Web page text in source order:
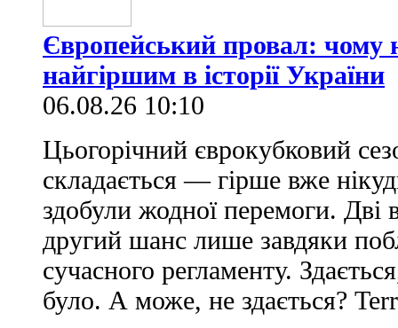
Європейський провал: чому
найгіршим в історії України
06.08.26 10:10
Цьогорічний єврокубковий
складається — гірше вже
здобули жодної перемоги.
другий шанс лише завдяки
сучасного регламенту.
було. А може, не здається?